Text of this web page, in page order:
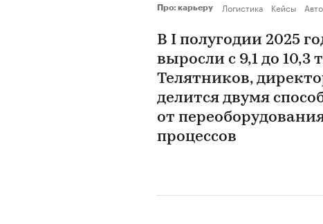
Про: карьеру Логистика Кейсы
В I полугодии 2025
выросли с 9,1 до 10,3
Телятников,
делится двумя
от
процессов